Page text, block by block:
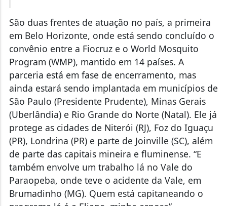
em Belo Horizonte, onde está sendo concluído o
convênio entre a Fiocruz e o World Mosquito
Program (WMP), mantido em 14 países. A
parceria está em fase de encerramento, mas
ainda estará sendo implantada em municípios de
São Paulo (Presidente Prudente), Minas Gerais
(Uberlândia) e Rio Grande do Norte (Natal). Ele já
protege as cidades de Niterói (RJ), Foz do Iguaçu
(PR), Londrina (PR) e parte de Joinville (SC), além
de parte das capitais mineira e fluminense. “E
também envolve um trabalho lá no Vale do
Paraopeba, onde teve o acidente da Vale, em
Brumadinho (MG). Quem está capitaneando o
programa lá é a Eliane, minha esposa”.